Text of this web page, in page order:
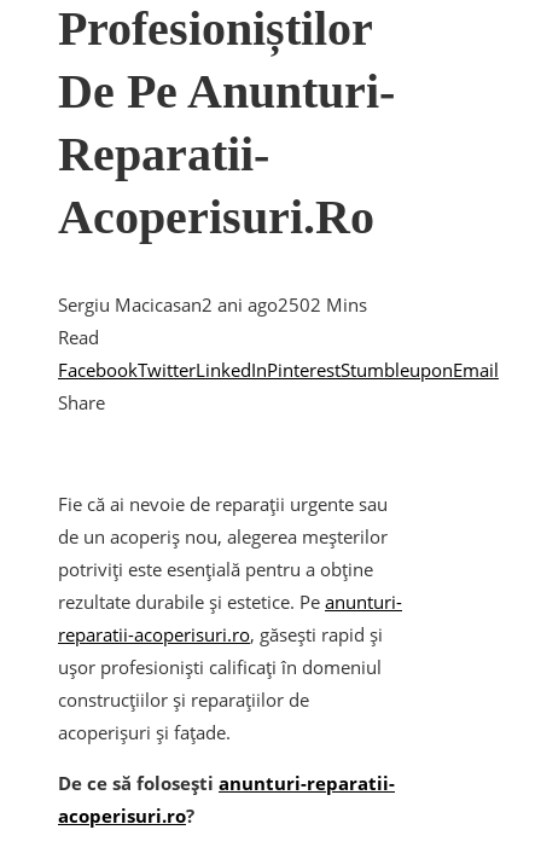
Profesioniștilor
De Pe Anunturi-
Reparatii-
Acoperisuri.ro
Sergiu Macicasan2 ani ago2502 Mins
Read
FacebookTwitterLinkedInPinterestStumbleuponEmail
Share
Fie că ai nevoie de reparații urgente sau
de un acoperiș nou, alegerea meșterilor
potriviți este esențială pentru a obține
rezultate durabile și estetice. Pe anunturi-
reparatii-acoperisuri.ro, găsești rapid și
ușor profesioniști calificați în domeniul
construcțiilor și reparațiilor de
acoperișuri și fațade.
De ce să folosești anunturi-reparatii-
acoperisuri.ro?